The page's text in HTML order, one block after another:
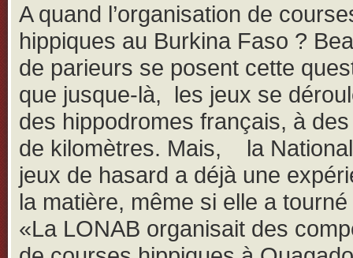
A quand l’organisation de
hippiques au Burkina Faso ?
de parieurs se posent cette
que jusque-là, les jeux se
des hippodromes français, à
de kilomètres. Mais, la
jeux de hasard a déjà une
la matière, même si elle a
«La LONAB organisait des